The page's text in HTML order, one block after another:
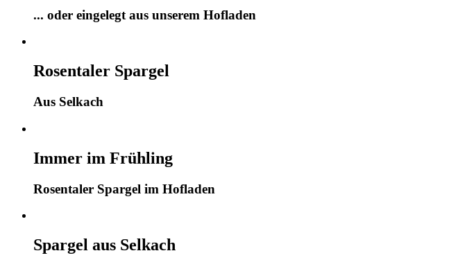
... oder eingelegt aus unserem Hofladen
Rosentaler Spargel
Aus Selkach
Immer im Frühling
Rosentaler Spargel im Hofladen
Spargel aus Selkach